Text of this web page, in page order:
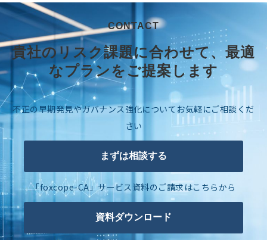
CONTACT
貴社のリスク課題に合わせて、最適
なプランをご提案します
不正の早期発見やガバナンス強化についてお気軽にご相談くだ
さい
まずは相談する
「foxcope-CA」サービス資料のご請求はこちらから
資料ダウンロード